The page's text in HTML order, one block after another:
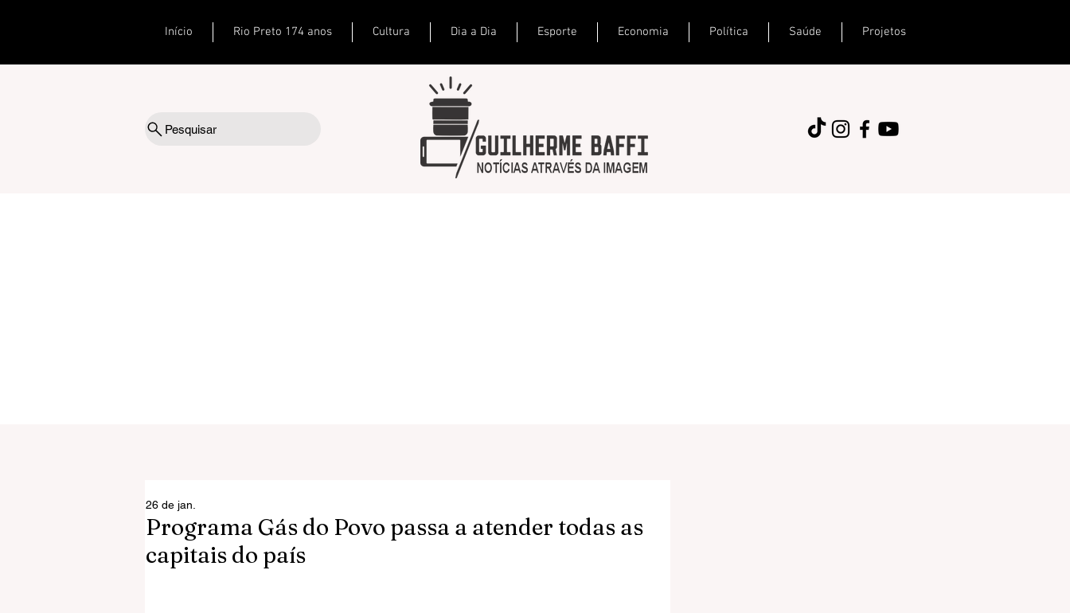
Início Rio Preto 174 anos Cultura Dia a Dia Esporte Economia Política Saúde Projetos
Pesquisar
Programa Gás do Povo passa a atender todas as
capitais do país
26 de jan.